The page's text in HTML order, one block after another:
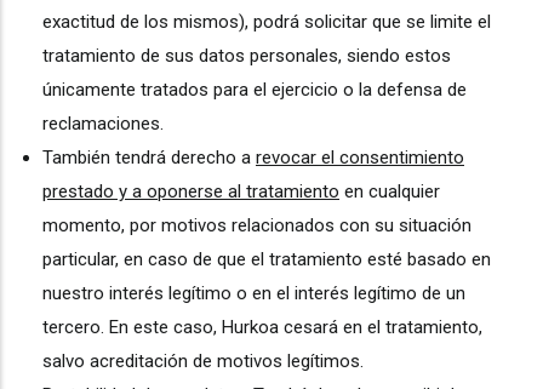
exactitud de los mismos), podrá solicitar que se limite el
tratamiento de sus datos personales, siendo estos
únicamente tratados para el ejercicio o la defensa de
reclamaciones.
También tendrá derecho a revocar el consentimiento
prestado y a oponerse al tratamiento en cualquier
momento, por motivos relacionados con su situación
particular, en caso de que el tratamiento esté basado en
nuestro interés legítimo o en el interés legítimo de un
tercero. En este caso, Hurkoa cesará en el tratamiento,
salvo acreditación de motivos legítimos.